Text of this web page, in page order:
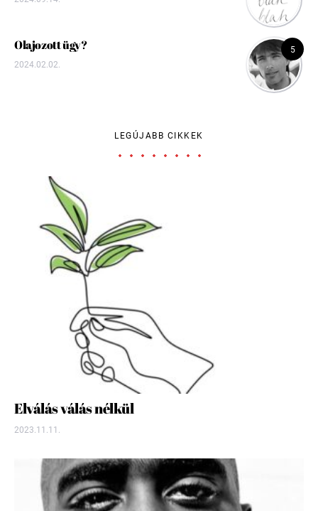
5
Olajozott ügy?
2024.02.02.
LEGÚJABB CIKKEK
Elválás válás nélkül
2023.11.11.